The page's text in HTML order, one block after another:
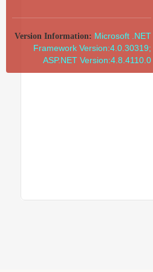
Version Information: Microsoft .NET
Framework Version:4.0.30319;
ASP.NET Version:4.8.4110.0